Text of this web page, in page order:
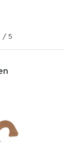
/ 5